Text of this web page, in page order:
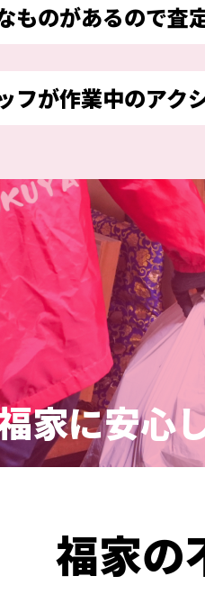
ものがあるので査
フが作業中のアク
家に安心
福家の